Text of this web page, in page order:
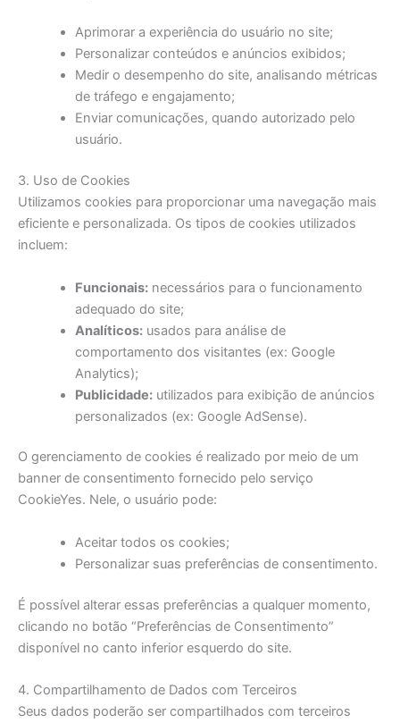
Aprimorar a experiência do usuário no site;
Personalizar conteúdos e anúncios exibidos;
Medir o desempenho do site, analisando métricas
de tráfego e engajamento;
Enviar comunicações, quando autorizado pelo
usuário.
3. Uso de Cookies
Utilizamos cookies para proporcionar uma navegação mais
eficiente e personalizada. Os tipos de cookies utilizados
incluem:
Funcionais:necessários para o funcionamento
adequado do site;
Analíticos:usados para análise de
comportamento dos visitantes (ex: Google
Analytics);
Publicidade:utilizados para exibição de anúncios
personalizados (ex: Google AdSense).
O gerenciamento de cookies é realizado por meio de um
banner de consentimento fornecido pelo serviço
CookieYes. Nele, o usuário pode:
Aceitar todos os cookies;
Personalizar suas preferências de consentimento.
É possível alterar essas preferências a qualquer momento,
clicando no botão “Preferências de Consentimento”
disponível no canto inferior esquerdo do site.
4. Compartilhamento de Dados com Terceiros
Seus dados poderão ser compartilhados com terceiros